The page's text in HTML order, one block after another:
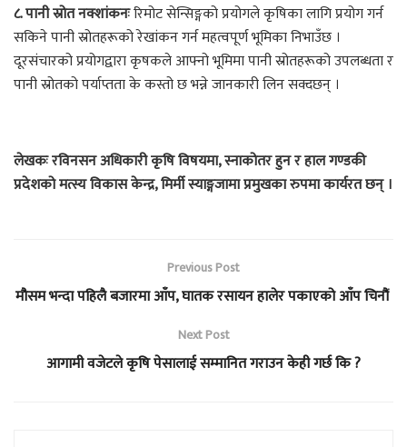
८. पानी स्रोत नक्शांकनःरिमोट सेन्सिङ्गको प्रयोगले कृषिका लागि प्रयोग गर्न
सकिने पानी स्रोतहरूको रेखांकन गर्न महत्वपूर्ण भूमिका निभाउँछ ।
दूरसंचारको प्रयोगद्वारा कृषकले आफ्नो भूमिमा पानी स्रोतहरूको उपलब्धता र
पानी स्रोतको पर्याप्तता के कस्तो छ भन्ने जानकारी लिन सक्दछन् ।
लेखकः रविनसन अधिकारी कृषि विषयमा, स्नाकोतर हुन र हाल गण्डकी
प्रदेशको मत्स्य विकास केन्द्र, मिर्मी स्याङ्गजामा प्रमुखका रुपमा कार्यरत छन् ।
Previous Post
मौसम भन्दा पहिलै बजारमा आँप, घातक रसायन हालेर पकाएको आँप चिनौं
Next Post
आगामी वजेटले कृषि पेसालाई सम्मानित गराउन केही गर्छ कि ?